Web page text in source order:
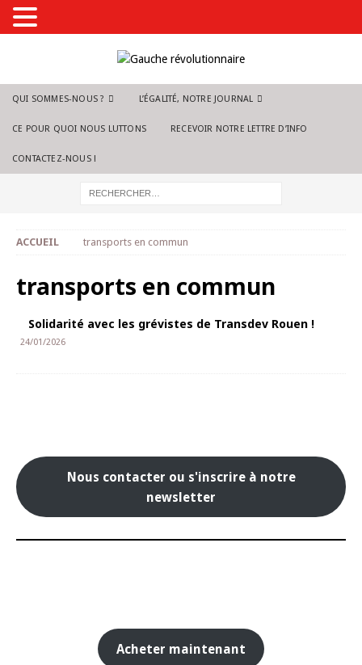
QUI SOMMES-NOUS ? L’ÉGALITÉ, NOTRE JOURNAL
CE POUR QUOI NOUS LUTTONS RECEVOIR NOTRE LETTRE D’INFO
CONTACTEZ-NOUS !
ACCUEIL transports en commun
transports en commun
Solidarité avec les grévistes de Transdev Rouen !
24/01/2026
Nous contacter ou s'inscrire à notre
newsletter
Acheter maintenant